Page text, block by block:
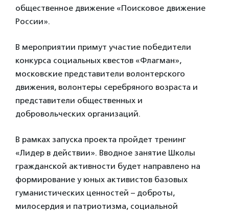
общественное движение «Поисковое движение
России».
В мероприятии примут участие победители
конкурса социальных квестов «Флагман»,
московские представители волонтерского
движения, волонтеры серебряного возраста и
представители общественных и
добровольческих организаций.
В рамках запуска проекта пройдет тренинг
«Лидер в действии». Вводное занятие Школы
гражданской активности будет направлено на
формирование у юных активистов базовых
гуманистических ценностей – доброты,
милосердия и патриотизма, социальной